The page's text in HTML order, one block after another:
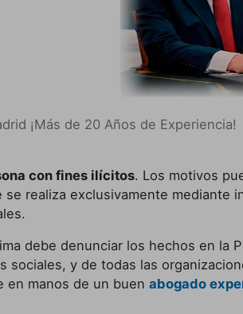
¡Más de 20 Años de Experiencia!
con fines ilícitos. Los motivos
realiza exclusivamente mediante
debe denunciar los hechos en la
sociales, y de todas las
en manos de un buen abogado